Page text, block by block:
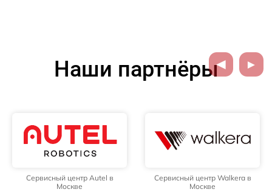
Наши партнёры
Сервисный центр Autel в
Москве
Сервисный центр Walkera в
Москве